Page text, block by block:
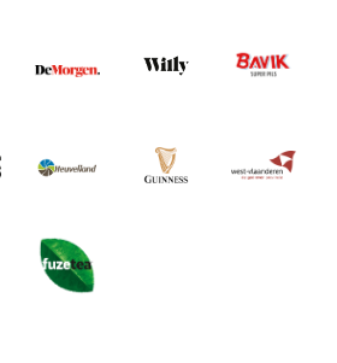
Image Image Image
Image Image Image
Image